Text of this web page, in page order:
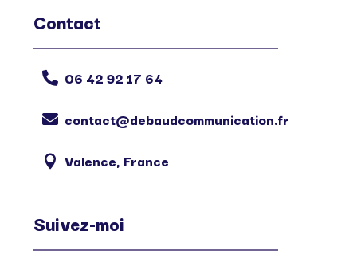
Contact
 06 42 92 17 64
 contact@debaudcommunication.fr
 Valence, France
Suivez-moi